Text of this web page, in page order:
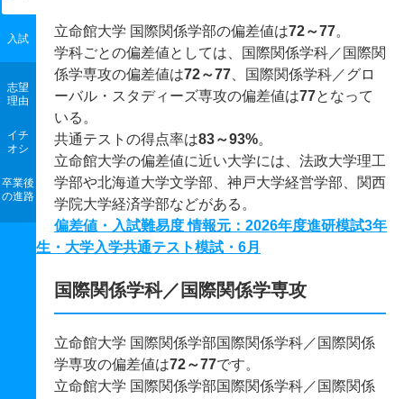
入試
志望
理由
イチ
オシ
卒業後
の進路
立命館大学 国際関係学部の偏差値は72～77。
学科ごとの偏差値としては、国際関係学科／国際関
係学専攻の偏差値は72～77 、国際関係学科／グロ
ーバル・スタディーズ専攻の偏差値は77となって
いる。
共通テストの得点率は83～93%。
立命館大学の偏差値に近い大学には、法政大学理工
学部や北海道大学文学部、神戸大学経営学部、関西
学院大学経済学部などがある。
偏差値・入試難易度 情報元：2026年度進研模試3年
生・大学入学共通テスト模試・6月
国際関係学科／国際関係学専攻
立命館大学 国際関係学部国際関係学科／国際関係
学専攻の偏差値は72～77です。
立命館大学 国際関係学部国際関係学科／国際関係